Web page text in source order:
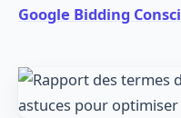
Google Bidding